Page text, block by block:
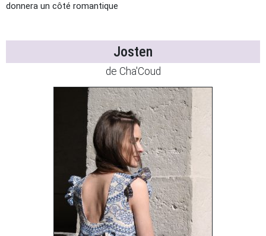
donnera un côté romantique
Josten
de Cha'Coud